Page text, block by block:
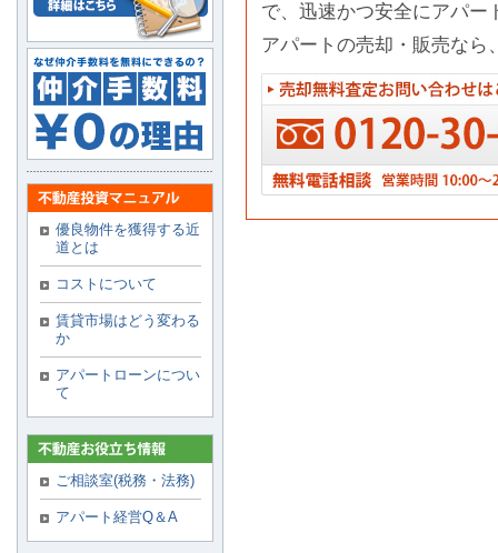
優良物件を獲得する近
道とは
コストについて
賃貸市場はどう変わる
か
アパートローンについ
て
ご相談室(税務・法務)
アパート経営Q＆A
で、迅速かつ安全にアパー
アパートの売却・販売なら